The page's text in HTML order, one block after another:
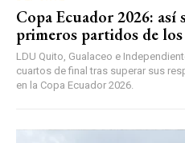
Copa Ecuador 2026:
primeros partidos de
LDU Quito, Gualaceo e
cuartos de final tras superar sus
en la Copa Ecuador 2026.